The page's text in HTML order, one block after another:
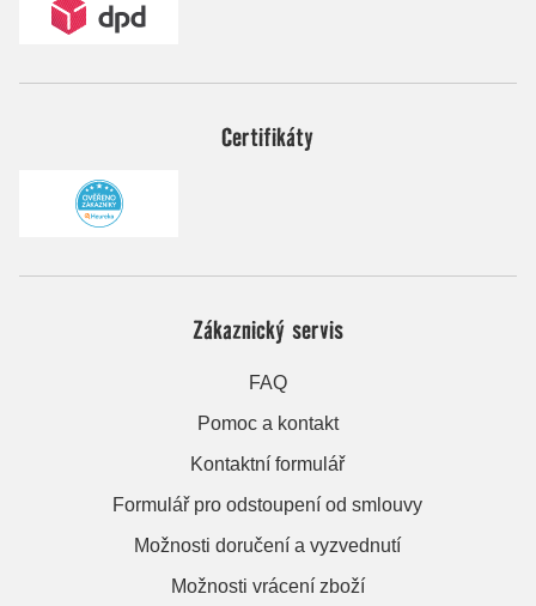
Certifikáty
Zákaznický servis
FAQ
Pomoc a kontakt
Kontaktní formulář
Formulář pro odstoupení od smlouvy
Možnosti doručení a vyzvednutí
Možnosti vrácení zboží